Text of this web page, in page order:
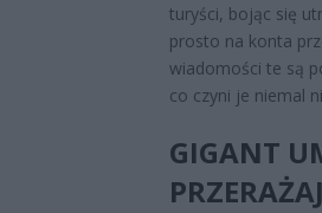
turyści, bojąc się
prosto na konta
wiadomości te są
co czyni je niemal
GIGANT